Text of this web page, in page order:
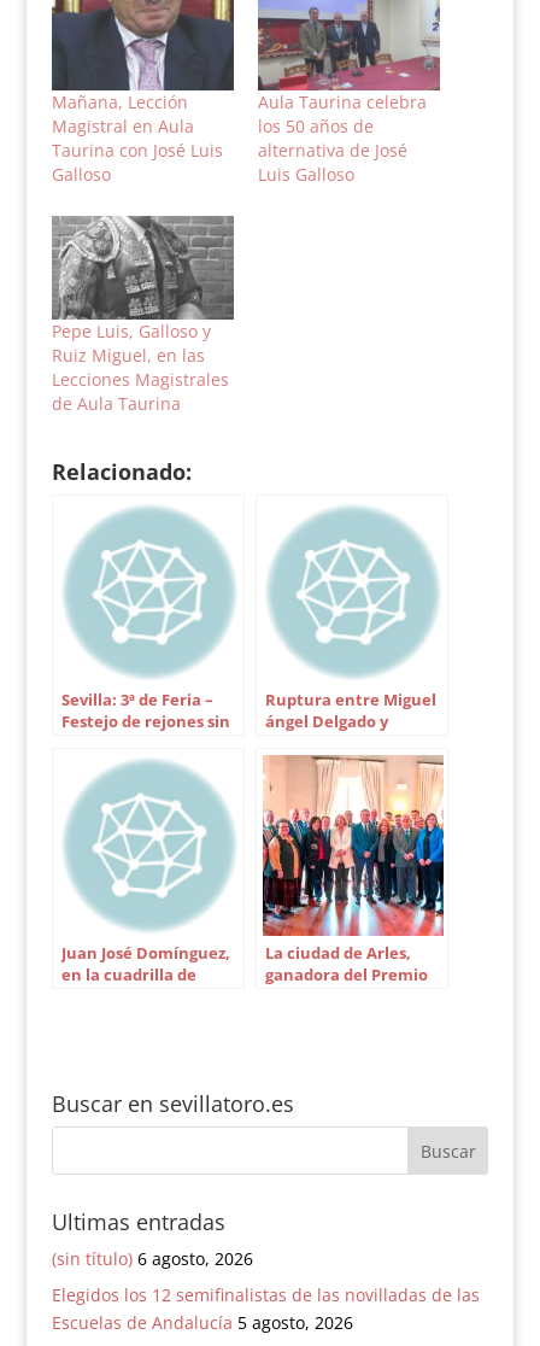
Mañana, Lección
Magistral en Aula
Taurina con José Luis
Galloso
Aula Taurina celebra
los 50 años de
alternativa de José
Luis Galloso
Pepe Luis, Galloso y
Ruiz Miguel, en las
Lecciones Magistrales
de Aula Taurina
Relacionado:
Sevilla: 3ª de Feria –
Festejo de rejones sin
Ruptura entre Miguel
ángel Delgado y
Juan José Domínguez,
en la cuadrilla de
La ciudad de Arles,
ganadora del Premio
Buscar en sevillatoro.es
Ultimas entradas
(sin título) 6 agosto, 2026
Elegidos los 12 semifinalistas de las novilladas de las
Escuelas de Andalucía 5 agosto, 2026